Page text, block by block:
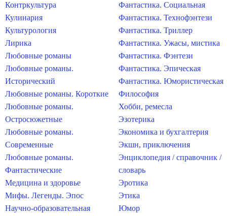
Контркультура
Кулинария
Культурология
Лирика
Любовные романы
Любовные романы.
Исторический
Любовные романы. Короткие
Любовные романы.
Остросюжетные
Любовные романы.
Современные
Любовные романы.
Фантастические
Медицина и здоровье
Мифы. Легенды. Эпос
Научно-образовательная
Фантастика. Социальная
Фантастика. Технофэнтези
Фантастика. Триллер
Фантастика. Ужасы, мистика
Фантастика. Фэнтези
Фантастика. Эпическая
Фантастика. Юмористическая
Философия
Хобби, ремесла
Эзотерика
Экономика и бухгалтерия
Экшн, приключения
Энциклопедия / справочник /
словарь
Эротика
Этика
Юмор